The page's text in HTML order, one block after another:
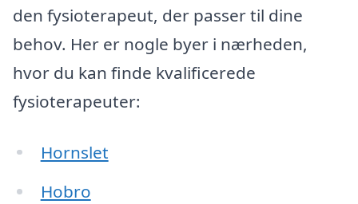
den fysioterapeut, der passer til dine
behov. Her er nogle byer i nærheden,
hvor du kan finde kvalificerede
fysioterapeuter:
Hornslet
Hobro